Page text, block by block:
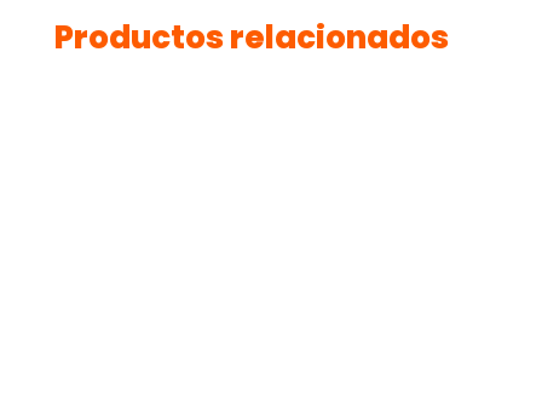
Productos relacionados